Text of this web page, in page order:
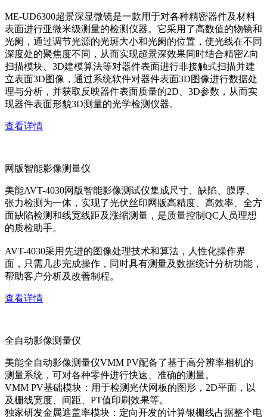
ME-UD6300超景深显微镜是一款用于对各种精密器件及材料
表面进行亚微米级测量的检测仪器。它采用了高数值的物镜和
光阑，通过调节光源的光斑大小和光阑的位置，使光线在不同
深度处的聚焦度不同，从而实现超景深效果同时结合精密Z向
扫描模块、3D建模算法等对器件表面进行非接触式扫描并建
立表面3D图像，通过系统软件对器件表面3D图像进行数据处
理与分析，并获取反映器件表面质量的2D、3D参数，从而实
现器件表面形貌3D测量的光学检测仪器。
查看详情
网版智能影像测量仪
美能AVT-4030网版智能影像测试仪集成尺寸、缺陷、膜厚、
张力检测为一体，实现了光伏丝印网版高精度、高效率、全方
面缺陷检测和线宽线距及涨缩测量，是质量控制QC人员理想
的质检助手。
AVT-4030采用先进的图像处理技术和算法，人性化操作界
面，只需几步完成操作，同时具有测量及数据统计分析功能，
帮助客户分析及改善制程。
查看详情
全自动影像测量仪
美能全自动影像测量仪VMM PV配备了基于高分辨率相机的
测量系统，可对各种零件进行快速、准确的测量。
VMM PV基础模块：用于检测光伏网板的图形，2D平面，以
及栅线宽度、间距、PT值印刷效果等。
独家研发金属遮盖率模块：定向开发的计算银栅线占据整个电